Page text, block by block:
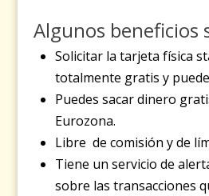
Algunos beneficios
Solicitar la tarjeta física
totalmente gratis y
Puedes sacar dinero
Eurozona.
Libre de comisión y de
Tiene un servicio de
sobre las transacciones